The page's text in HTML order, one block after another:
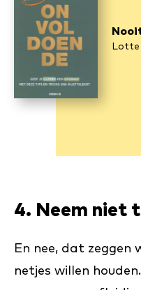
Lotte
4. Neem niet
En nee, dat zeggen
netjes willen